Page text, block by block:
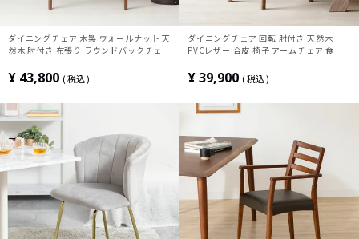
ダイニングチェア 木製 ウォールナット 天
然木 肘付き 布張り ラウンドバックチェア
グ おしゃれ 北欧 ウッディモダン
¥ 43,800 税込
ダイニングチェア 回転 肘付き 天然木
PVCレザー 合皮 椅子 アームチェア 食卓
おしゃれ モダン ウッディモダン 北欧
¥39,900 税込